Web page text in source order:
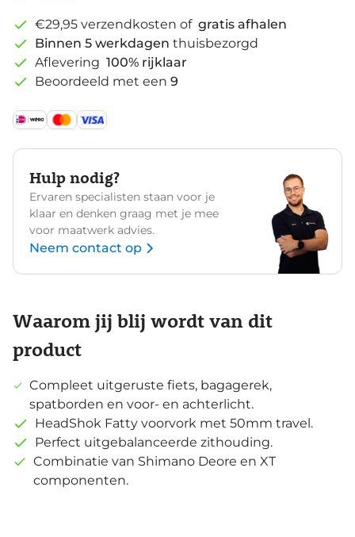
€29,95 verzendkosten of gratis afhalen
Binnen 5 werkdagen thuisbezorgd
Aflevering 100% rijklaar
Beoordeeld met een 9
Hulp nodig?
Ervaren specialisten staan voor je
klaar en denken graag met je mee
voor maatwerk advies.
Neem contact op
Waarom jij blij wordt van dit
product
Compleet uitgeruste fiets, bagagerek,
spatborden en voor- en achterlicht.
HeadShok Fatty voorvork met 50mm travel.
Perfect uitgebalanceerde zithouding.
Combinatie van Shimano Deore en XT
componenten.